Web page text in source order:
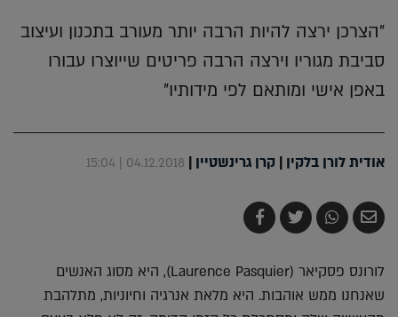
"הצרכן ירצה להיות הרבה יותר מעורב בתכנון ועיצוב
סביבת מגוריו וירצה הרבה פריטים שייוצרו עבורו
באפן אישי ומותאם לפי מידותיו"
אודית לורן בלקין | קרן גרינשטיין |
04.12.2018 | 15:04
שלח
בדואר
שתף
ב-
צייץ
ב-
שתף
ב-
לורונס פסקיאר (Laurence Pasquier), היא מסוג האנשים
שאנחנו ממש אוהבות. היא מלאת אנרגיה וחיוניות, מתלהבת